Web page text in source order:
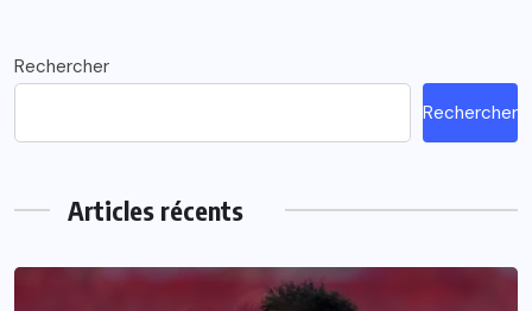
Rechercher
Rechercher
Articles récents